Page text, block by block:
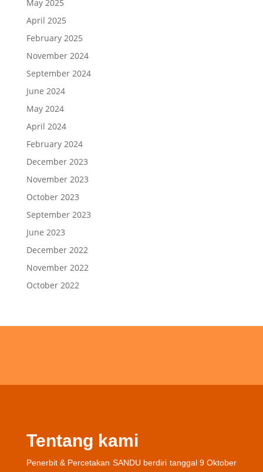
May 2025
April 2025
February 2025
November 2024
September 2024
June 2024
May 2024
April 2024
February 2024
December 2023
November 2023
October 2023
September 2023
June 2023
December 2022
November 2022
October 2022
Tentang kami
Penerbit & Percetakan SANDU berdiri tanggal 9 Oktober